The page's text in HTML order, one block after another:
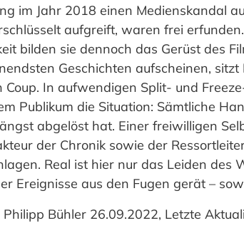
im Jahr 2018 einen Medienskandal
aufgreift, waren frei
bilden sie dennoch das Gerüst des
Geschichten aufscheinen,
Coup. In aufwendigen Split- und
Publikum die Situation: Sämtliche
abgelöst hat. Einer freiwilligen
der Chronik sowie der
Real ist hier nur das Leiden des
Ereignisse aus den Fugen gerät –
Bühler 26.09.2022, Letzte